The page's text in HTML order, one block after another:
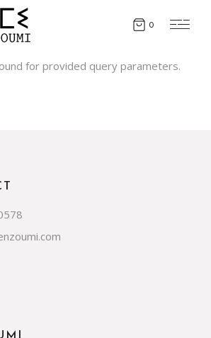
0
for provided query parameters.